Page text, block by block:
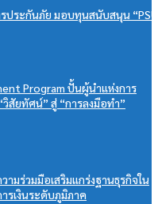
ประกันภัย มอบทุนสนับสนุน “PSU
Program ปั้นผู้นำแห่งการ
สัยทัศน์” สู่ “การลงมือทำ”
มร่วมมือเสริมแกร่งฐานธุรกิจใน
รเงินระดับภูมิภาค